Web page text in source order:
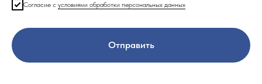
Согласие с условиями обработки персональных данных
Отправить